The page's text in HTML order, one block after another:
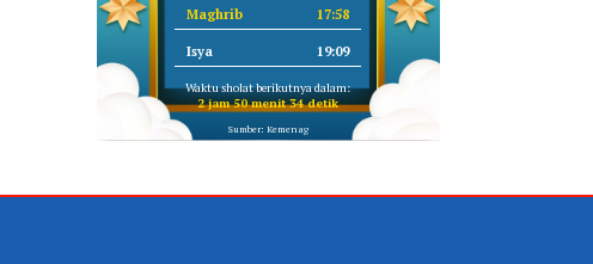
Maghrib 17:58
Isya 19:09
Waktu sholat berikutnya dalam:
2 jam 50 menit 33 detik
Sumber: Kemenag